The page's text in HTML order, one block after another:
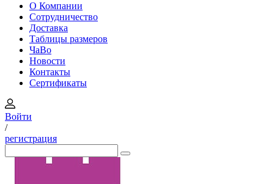
О Компании
Сотрудничество
Доставка
Таблицы размеров
ЧаВо
Новости
Контакты
Сертификаты
Войти
/
регистрация